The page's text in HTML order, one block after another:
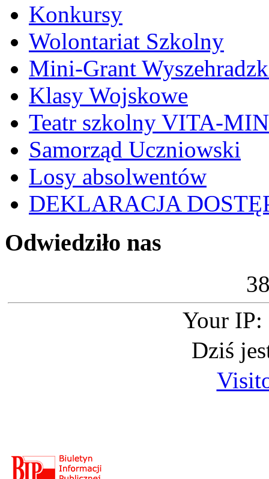
Konkursy
Wolontariat Szkolny
Mini-Grant
Klasy Wojskowe
Teatr szkolny VITA-
Samorząd Uczniowski
Losy absolwentów
DEKLARACJA
Odwiedziło nas
3
Your IP:
Dziś